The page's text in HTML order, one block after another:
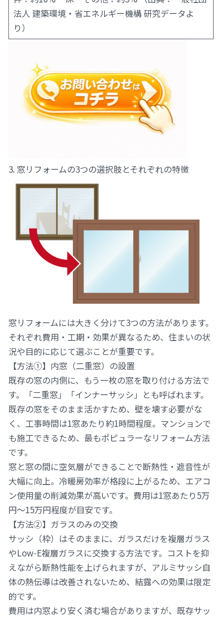
法人 建築環境・省エネルギー機構 研究データよ
り）
3. 窓リフォームの3つの選択肢とそれぞれの特徴
窓リフォームには大きく分けて3つの方法があります。
それぞれ費用・工期・効果が異なるため、住まいの状
況や目的に応じて選ぶことが重要です。
【方法①】内窓（二重窓）の設置
既存の窓の内側に、もう一枚の窓を取り付ける方法で
す。「二重窓」「インナーサッシ」とも呼ばれます。
既存の窓をそのまま活かすため、壁を壊す必要がな
く、工事時間は1窓あたり約1時間程度。マンションで
も施工できるため、最もポピュラーなリフォーム方法
です。
窓と窓の間に空気層ができることで断熱性・遮音性が
大幅に向上。冷暖房効率が格段に上がるため、エアコ
ン使用量の削減効果が高いです。費用は1窓あたり5万
円〜15万円程度が目安です。
【方法②】ガラスのみの交換
サッシ（枠）はそのままに、ガラスだけを複層ガラス
やLow-E複層ガラスに交換する方法です。コストを抑
えながら断熱性能を上げられますが、アルミサッシ自
体の熱伝導は改善されないため、結露への効果は限定
的です。
費用は内窓より安く済む場合がありますが、既存サッ